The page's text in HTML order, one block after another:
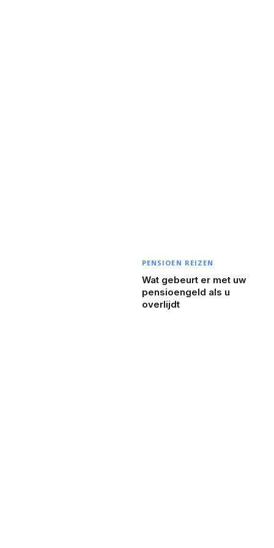
PENSIOEN REIZEN
Wat gebeurt er met uw
pensioengeld als u
overlijdt